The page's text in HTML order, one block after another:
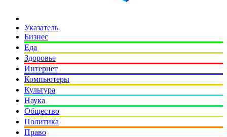
Указатель
Бизнес
Еда
Здоровье
Интернет
Компьютеры
Культура
Наука
Общество
Политика
Право